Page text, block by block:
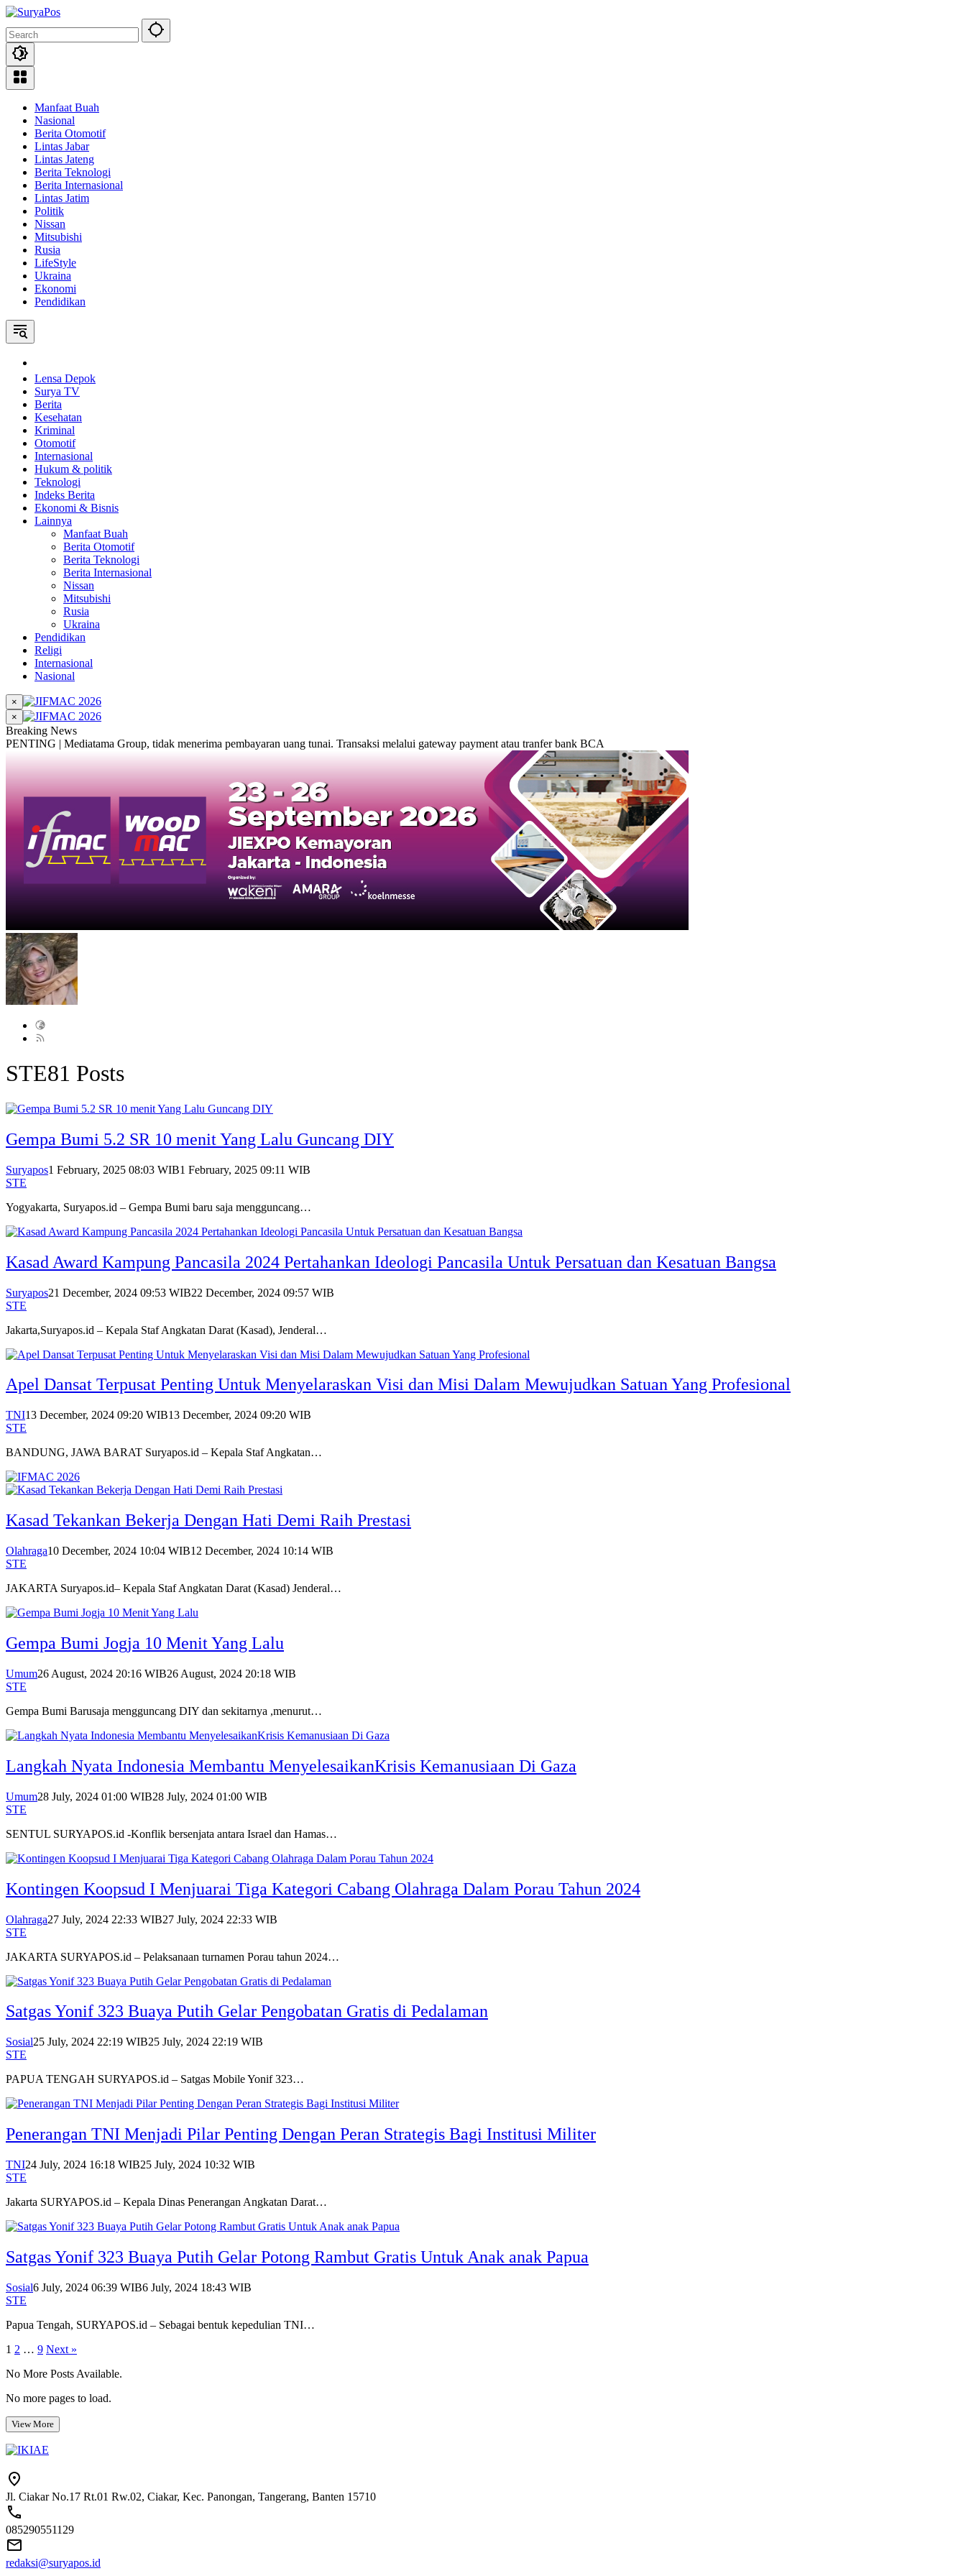
Skip
content
Manfaat Buah
Nasional
Berita Otomotif
Lintas Jabar
Lintas Jateng
Berita Teknologi
Berita Internasional
Lintas Jatim
Politik
Nissan
Mitsubishi
Rusia
LifeStyle
Ukraina
Ekonomi
Pendidikan
Lensa Depok
Surya TV
Berita
Kesehatan
Kriminal
Otomotif
Internasional
Hukum & politik
Teknologi
Indeks Berita
Ekonomi & Bisnis
Lainnya
Manfaat Buah
Berita Otomotif
Berita Teknologi
Berita Internasional
Nissan
Mitsubishi
Rusia
Ukraina
Pendidikan
Religi
Internasional
Nasional
×
×
Breaking News
PENTING | Mediatama Group, tidak menerima pembayaran uang tunai. Transaksi melalui gateway payment atau tranfer bank BCA
STE81 Posts
Gempa Bumi 5.2 SR 10 menit Yang Lalu Guncang DIY
Suryapos1 February, 2025 08:03 WIB1 February, 2025 09:11 WIB
STE
Yogyakarta, Suryapos.id – Gempa Bumi baru saja mengguncang…
Kasad Award Kampung Pancasila 2024 Pertahankan Ideologi Pancasila Untuk Persatuan dan Kesatuan Bangsa
Suryapos21 December, 2024 09:53 WIB22 December, 2024 09:57 WIB
STE
Jakarta,Suryapos.id – Kepala Staf Angkatan Darat (Kasad), Jenderal…
Apel Dansat Terpusat Penting Untuk Menyelaraskan Visi dan Misi Dalam Mewujudkan Satuan Yang Profesional
TNI13 December, 2024 09:20 WIB13 December, 2024 09:20 WIB
STE
BANDUNG, JAWA BARAT Suryapos.id – Kepala Staf Angkatan…
Kasad Tekankan Bekerja Dengan Hati Demi Raih Prestasi
Olahraga10 December, 2024 10:04 WIB12 December, 2024 10:14 WIB
STE
JAKARTA Suryapos.id– Kepala Staf Angkatan Darat (Kasad) Jenderal…
Gempa Bumi Jogja 10 Menit Yang Lalu
Umum26 August, 2024 20:16 WIB26 August, 2024 20:18 WIB
STE
Gempa Bumi Barusaja mengguncang DIY dan sekitarnya ,menurut…
Langkah Nyata Indonesia Membantu MenyelesaikanKrisis Kemanusiaan Di Gaza
Umum28 July, 2024 01:00 WIB28 July, 2024 01:00 WIB
STE
SENTUL SURYAPOS.id -Konflik bersenjata antara Israel dan Hamas…
Kontingen Koopsud I Menjuarai Tiga Kategori Cabang Olahraga Dalam Porau Tahun 2024
Olahraga27 July, 2024 22:33 WIB27 July, 2024 22:33 WIB
STE
JAKARTA SURYAPOS.id – Pelaksanaan turnamen Porau tahun 2024…
Satgas Yonif 323 Buaya Putih Gelar Pengobatan Gratis di Pedalaman
Sosial25 July, 2024 22:19 WIB25 July, 2024 22:19 WIB
STE
PAPUA TENGAH SURYAPOS.id – Satgas Mobile Yonif 323…
Penerangan TNI Menjadi Pilar Penting Dengan Peran Strategis Bagi Institusi Militer
TNI24 July, 2024 16:18 WIB25 July, 2024 10:32 WIB
STE
Jakarta SURYAPOS.id – Kepala Dinas Penerangan Angkatan Darat…
Satgas Yonif 323 Buaya Putih Gelar Potong Rambut Gratis Untuk Anak anak Papua
Sosial6 July, 2024 06:39 WIB6 July, 2024 18:43 WIB
STE
Papua Tengah, SURYAPOS.id – Sebagai bentuk kepedulian TNI…
Posts
pagination
1 2 … 9 Next »
No More Posts Available.
No more pages to load.
View More
Jl. Ciakar No.17 Rt.01 Rw.02, Ciakar, Kec. Panongan, Tangerang, Banten 15710
085290551129
redaksi@suryapos.id